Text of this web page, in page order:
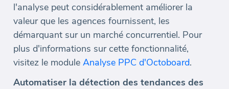
l'analyse peut considérablement améliorer la
valeur que les agences fournissent, les
démarquant sur un marché concurrentiel. Pour
plus d'informations sur cette fonctionnalité,
visitez le module Analyse PPC d'Octoboard.
Automatiser la détection des tendances des